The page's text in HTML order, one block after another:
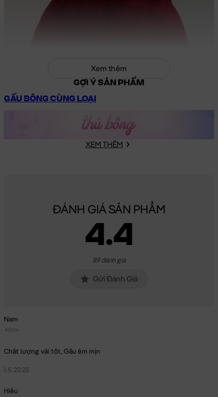
Xem thêm
GỢI Ý SẢN PHẨM
GẤU BÔNG CÙNG LOẠI
XEM THÊM
ĐÁNH GIÁ SẢN PHẨM
4.4
89 đánh giá
Gửi Đánh Giá
Nam
40cm
Chất lượng vải tốt, Gấu êm mịn
1.5.2025
Hiếu